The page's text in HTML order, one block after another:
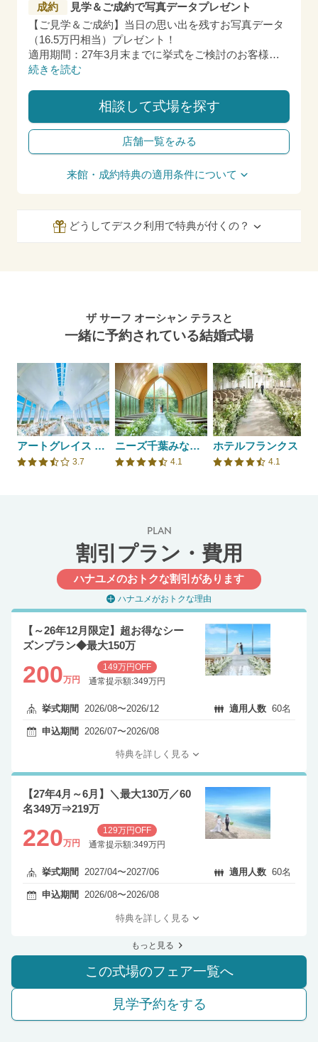
成約
見学＆ご成約で写真データプレゼント
【ご見学＆ご成約】当日の思い出を残すお写真データ
（16.5万円相当）プレゼント！
適用期間：27年3月末までに挙式をご検討のお客様…
続きを読む
相談して式場を探す
店舗一覧をみる
来館・成約特典の適用条件について
どうしてデスク利用で特典が付くの？
ザ サーフ オーシャン テラスと
一緒に予約されている結婚式場
アートグレイス ウエディングコースト 東京ベイ
口コミ評価
3.7
ニーズ千葉みなと by T&G WEDDING(旧 ベイサイドパーク迎賓館 千葉みなと)
口コミ評価
4.1
ホテルフランクス
口コミ評価
4.1
PLAN
割引プラン・費用
ハナユメのおトクな割引があります
ハナユメがおトクな理由
【～26年12月限定】超お得なシー
ズンプラン◆最大150万
200万円
149万円OFF
通常提示額:349万円
挙式期間 2026/08〜2026/12 適用人数 60名
申込期間 2026/07〜2026/08
特典を詳しく見る
【27年4月～6月】＼最大130万／60
名349万⇒219万
220万円
129万円OFF
通常提示額:349万円
挙式期間 2027/04〜2027/06 適用人数 60名
申込期間 2026/08〜2026/08
特典を詳しく見る
もっと見る
この式場のフェア一覧へ
見学予約をする